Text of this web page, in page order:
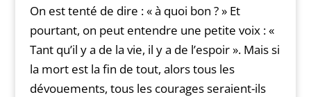
On est tenté de dire : « à quoi bon ? » Et
pourtant, on peut entendre une petite voix : «
Tant qu’il y a de la vie, il y a de l’espoir ». Mais si
la mort est la fin de tout, alors tous les
dévouements, tous les courages seraient-ils